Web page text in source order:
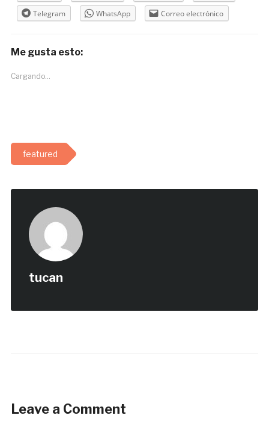
Telegram
WhatsApp Correo electrónico
Me gusta esto:
Cargando...
featured
tucan
Leave a Comment